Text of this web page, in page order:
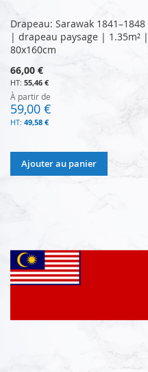
Drapeau: Sarawak 1841–1848
| drapeau paysage | 1.35m² |
80x160cm
66,00 €
55,46 €
À partir de
59,00 €
49,58 €
Ajouter au panier